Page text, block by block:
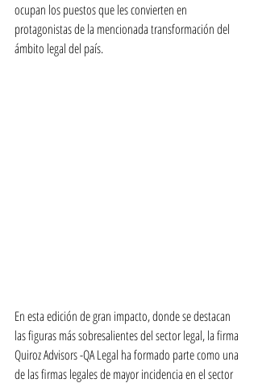
ocupan los puestos que les convierten en
protagonistas de la mencionada transformación del
ámbito legal del país.
En esta edición de gran impacto, donde se destacan
las figuras más sobresalientes del sector legal, la firma
Quiroz Advisors -QA Legal ha formado parte como una
de las firmas legales de mayor incidencia en el sector